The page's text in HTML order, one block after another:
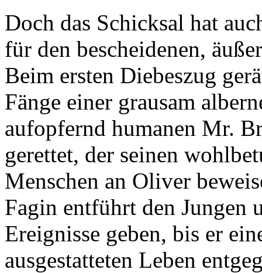
Doch das Schicksal hat
für den bescheidenen,
Beim ersten Diebeszug
Fänge einer grausam
aufopfernd humanen Mr.
gerettet, der seinen
Menschen an Oliver
Fagin entführt den Jungen
Ereignisse geben, bis er
ausgestatteten Leben